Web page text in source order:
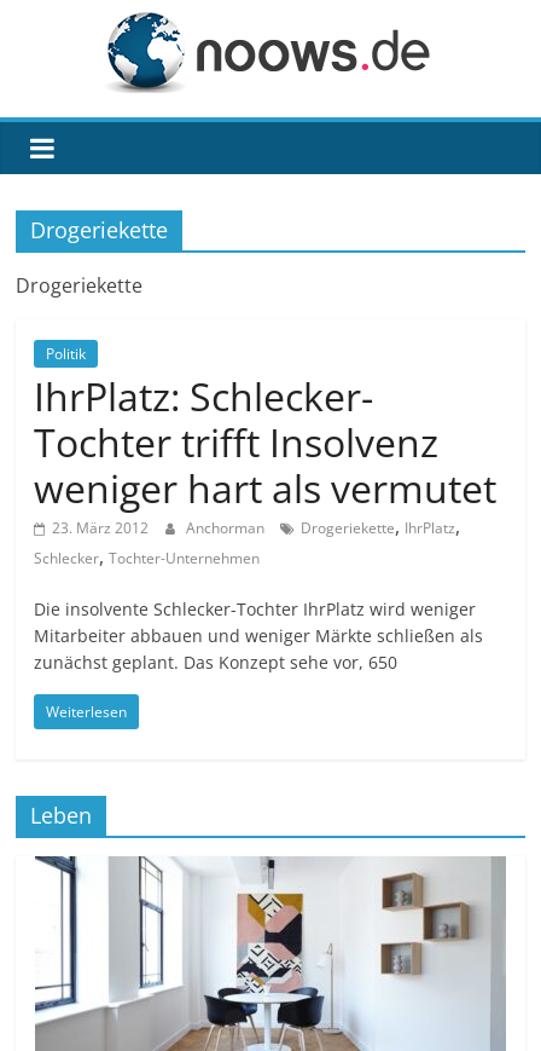
noows.de
Drogeriekette
Drogeriekette
Politik
IhrPlatz: Schlecker-
Tochter trifft Insolvenz
weniger hart als vermutet
23. März 2012 Anchorman Drogeriekette, IhrPlatz,
Schlecker,Tochter-Unternehmen
Die insolvente Schlecker-Tochter IhrPlatz wird weniger
Mitarbeiter abbauen und weniger Märkte schließen als
zunächst geplant. Das Konzept sehe vor, 650
Weiterlesen
Leben